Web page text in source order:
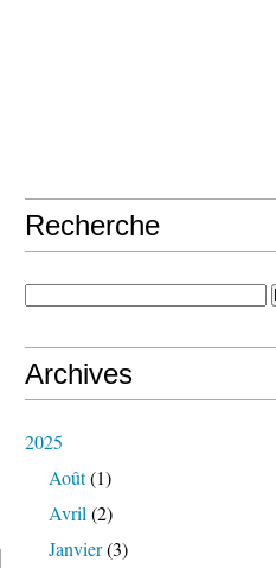
Recherche
Archives
2025
Août(1)
Avril (2)
Janvier(3)